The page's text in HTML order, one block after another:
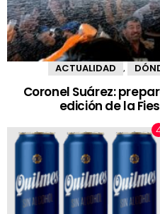
ACTUALIDAD ,
Coronel Suárez:
edición de la